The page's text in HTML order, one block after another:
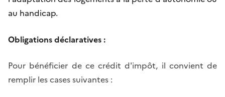
au handicap.
Obligations déclaratives :
Pour bénéficier de ce crédit d'impôt, il convient de
remplir les cases suivantes :